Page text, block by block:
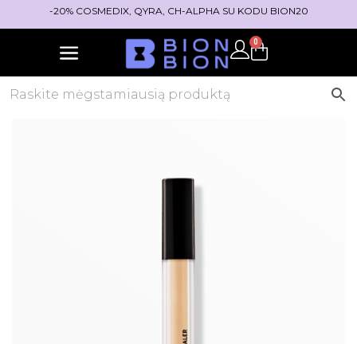
-20% COSMEDIX, QYRA, CH-ALPHA SU KODU BION20
0